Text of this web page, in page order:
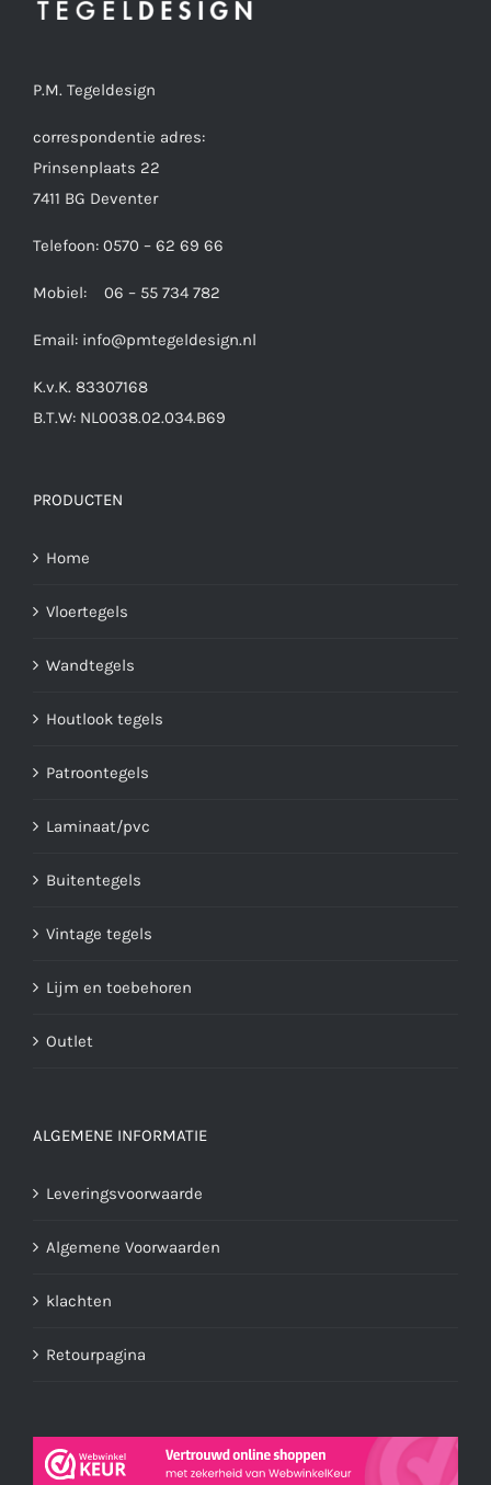
P.M. Tegeldesign
correspondentie adres:
Prinsenplaats 22
7411 BG Deventer
Telefoon: 0570 – 62 69 66
Mobiel: 06 – 55 734 782
Email: info@pmtegeldesign.nl
K.v.K. 83307168
B.T.W: NL0038.02.034.B69
PRODUCTEN
Home
Vloertegels
Wandtegels
Houtlook tegels
Patroontegels
Laminaat/pvc
Buitentegels
Vintage tegels
Lijm en toebehoren
Outlet
ALGEMENE INFORMATIE
Leveringsvoorwaarde
Algemene Voorwaarden
klachten
Retourpagina